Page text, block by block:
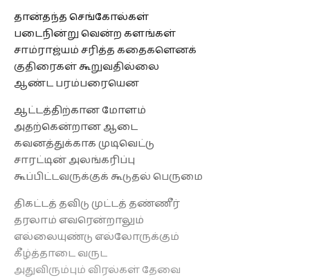
தான்தந்த செங்கோல்கள்
படைநின்று வென்ற களங்கள்
சாம்ராஜ்யம் சரித்த கதைகளெனக்
குதிரைகள் கூறுவதில்லை
ஆண்ட பரம்பரையென
ஆட்டத்திற்கான மோளம்
அதற்கென்றான ஆடை
கவனத்துக்காக முடிவெட்டு
சாரட்டின் அலங்கரிப்பு
கூப்பிட்டவருக்குக் கூடுதல் பெருமை
திகட்டத் தவிடு முட்டத் தண்ணீர்
தரலாம் எவரென்றாலும்
எல்லையுண்டு எல்லோருக்கும்
கீழ்த்தாடை வருட
அதுவிரும்பும் விரல்கள் தேவை